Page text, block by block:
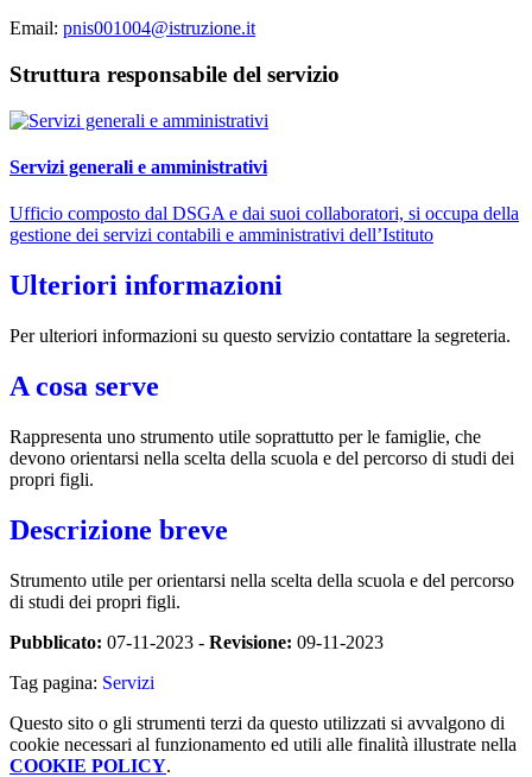
Email: pnis001004@istruzione.it
Struttura responsabile del servizio
Servizi generali e amministrativi
Ufficio composto dal DSGA e dai suoi collaboratori, si occupa della
gestione dei servizi contabili e amministrativi dell’Istituto
Ulteriori informazioni
Per ulteriori informazioni su questo servizio contattare la segreteria.
A cosa serve
Rappresenta uno strumento utile soprattutto per le famiglie, che
devono orientarsi nella scelta della scuola e del percorso di studi dei
propri figli.
Descrizione breve
Strumento utile per orientarsi nella scelta della scuola e del percorso
di studi dei propri figli.
Pubblicato: 07-11-2023 - Revisione: 09-11-2023
Tag pagina: Servizi
Questo sito o gli strumenti terzi da questo utilizzati si avvalgono di
cookie necessari al funzionamento ed utili alle finalità illustrate nella
COOKIE POLICY.